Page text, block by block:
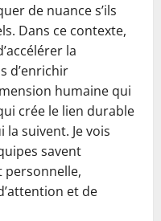
de nuance s’ils
Dans ce contexte,
la
d’enrichir
humaine qui
crée le lien durable
suivent. Je vois
savent
personnelle,
et de